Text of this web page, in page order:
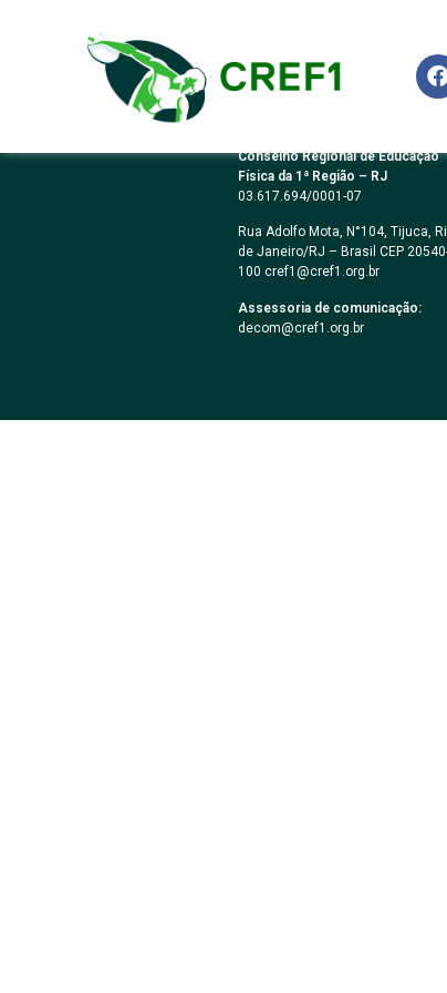
PREGÃO
Conselho Regional de Educação
Física da 1ª Região – RJ
03.617.694/0001-07
Rua Adolfo Mota, N°104, Tijuca,
de Janeiro/RJ – Brasil CEP
100 cref1@cref1.org.br
Assessoria de comunicação:
decom@cref1.org.br